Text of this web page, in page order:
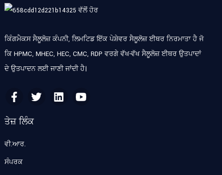
ਕਿੰਗਮੈਕਸ ਸੈਲੂਲੋਜ਼ ਕੰਪਨੀ, ਲਿਮਟਿਡ ਇੱਕ ਪੇਸ਼ੇਵਰ ਸੈਲੂਲੋਜ਼ ਈਥਰ ਨਿਰਮਾਤਾ ਹੈ ਜੋ
ਕਿ HPMC, MHEC, HEC, CMC, RDP ਵਰਗੇ ਵੱਖ-ਵੱਖ ਸੈਲੂਲੋਜ਼ ਈਥਰ ਉਤਪਾਦਾਂ
ਦੇ ਉਤਪਾਦਨ ਲਈ ਜਾਣੀ ਜਾਂਦੀ ਹੈ।
ਤੇਜ਼ ਲਿੰਕ
ਵੀ.ਆਰ.
ਸੰਪਰਕ